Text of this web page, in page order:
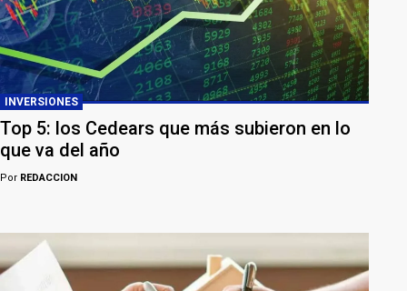
INVERSIONES
Top 5: los Cedears que más subieron en lo
que va del año
Por REDACCION